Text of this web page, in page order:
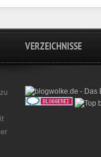
VERZEICHNISSE